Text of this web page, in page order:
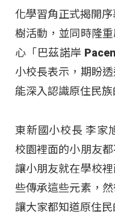
化學習角正式揭開
樹活動，並同時隆
心「巴茲諾岸
小校長表示，期盼
能深入認識原住民族
東新國小校長 李家
校園裡面的小朋友
讓小朋友就在學校
些傳承這些元素，
讓大家都知道原住民